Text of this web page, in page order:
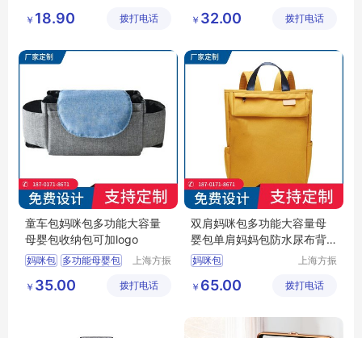
限公司
￥ 18.90 拨打电话
限公司
￥ 32.00 拨打电话
童车包妈咪包多功能大容量
母婴包收纳包可加logo
妈咪包 多功能母婴包
上海方振
有限公司
￥ 35.00 拨打电话
双肩妈咪包多功能大容量母
婴包单肩妈妈包防水尿布背
包
妈咪包
上海方振
有限公司
￥ 65.00 拨打电话